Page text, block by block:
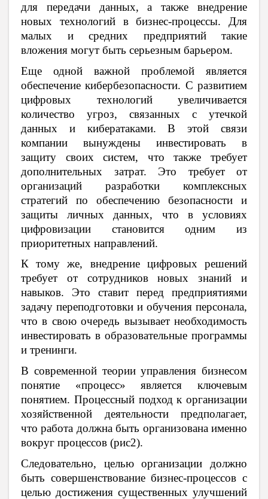
для передачи данных, а также внедрение
новых технологий в бизнес-процессы. Для
малых и средних предприятий такие
вложения могут быть серьезным барьером.
Еще одной важной проблемой является
обеспечение кибербезопасности. С развитием
цифровых технологий увеличивается
количество угроз, связанных с утечкой
данных и кибератаками. В этой связи
компании вынуждены инвестировать в
защиту своих систем, что также требует
дополнительных затрат. Это требует от
организаций разработки комплексных
стратегий по обеспечению безопасности и
защиты личных данных, что в условиях
цифровизации становится одним из
приоритетных направлений.
К тому же, внедрение цифровых решений
требует от сотрудников новых знаний и
навыков. Это ставит перед предприятиями
задачу переподготовки и обучения персонала,
что в свою очередь вызывает необходимость
инвестировать в образовательные программы
и тренинги.
В современной теории управления бизнесом
понятие «процесс» является ключевым
понятием. Процессный подход к организации
хозяйственной деятельности предполагает,
что работа должна быть организована именно
вокруг процессов (рис2).
Следовательно, целью организации должно
быть совершенствование бизнес-процессов с
целью достижения существенных улучшений